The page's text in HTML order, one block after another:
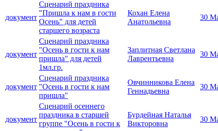
документ
Сценарий праздника
"Пришла к нам в гости
Осень" для детей
старшего возраста
Кохан Елена
Анатольевна
30
документ
Сценарий праздника
"Осень в гости к нам
пришла" для детей
1мл.гр.
Заплитная Светлана
Лаврентьевна
30
документ
Сценарий праздника
"Осень в гости к нам
пришла"
Овчинникова Елена
Геннадьевна
30
документ
Сценарий осеннего
праздника в старшей
группе "Осень в гости к
Бурдейная Наталья
Викторовна
30